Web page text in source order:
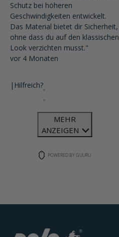
Schutz bei höheren
Geschwindigkeiten entwickelt.
Das Material bietet dir Sicherheit,
ohne dass du auf den klassischen
Look verzichten musst."
vor 4 Monaten
| Hilfreich?
MEHR
ANZEIGEN
POWERED BY GUURU